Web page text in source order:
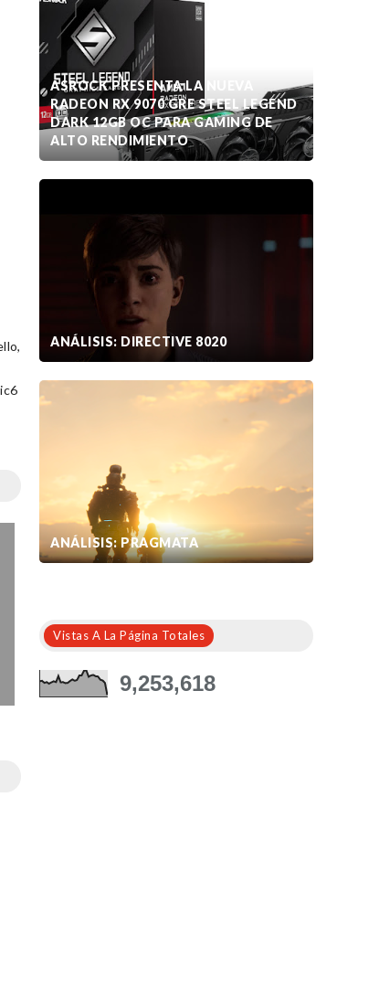
ASROCK PRESENTA LA NUEVA
RADEON RX 9070 GRE STEEL LEGEND
DARK 12GB OC PARA GAMING DE
ALTO RENDIMIENTO
ANÁLISIS: DIRECTIVE 8020
ANÁLISIS: PRAGMATA
Vistas A La Página Totales
9,253,618